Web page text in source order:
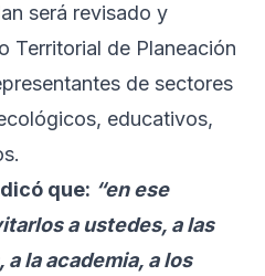
será revisado y
Territorial de Planeación
de sectores
educativos,
que: “en ese
a ustedes, a las
la academia, a los